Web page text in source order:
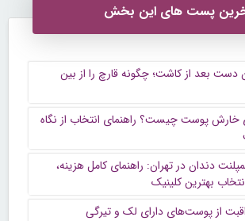
پست های این بخش
دست بعد از کاشت؛ چگونه قارچ را از بین
خارش پوست چیست؟ راهنمای انتخاب از نگاه
دندان در تهران: راهنمای کامل هزینه،
بهترین کلینیک
از پوست‌های دارای لک و تیرگی